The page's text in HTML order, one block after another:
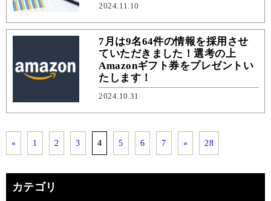
2024.11.10
7月は9名64件の情報を採用させ
ていただきました！選考の上
Amazonギフト券をプレゼントい
たします！
2024.10.31
« 1 2 3 4 5 6 7 » 28
カテゴリ